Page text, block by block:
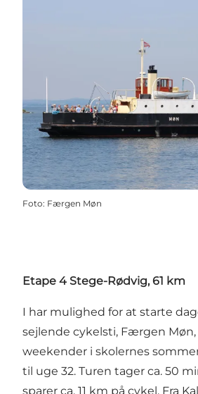
Foto: Færgen Møn
Etape 4 Stege-Rødvig, 61 km
I har mulighed for at starte
sejlende cykelsti, Færgen Møn,
weekender i skolernes
til uge 32. Turen tager ca. 50
sparer ca. 11 km på cykel. Fra